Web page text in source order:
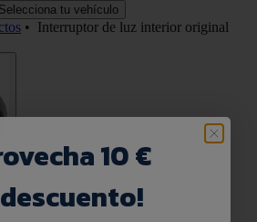
Selecciona tu vehículo
• Interruptor de luz interior original
10 €